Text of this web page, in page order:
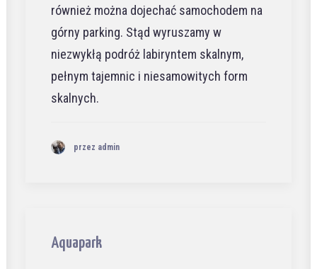
również można dojechać samochodem na
górny parking. Stąd wyruszamy w
niezwykłą podróż labiryntem skalnym,
pełnym tajemnic i niesamowitych form
skalnych.
przez admin
Aquapark